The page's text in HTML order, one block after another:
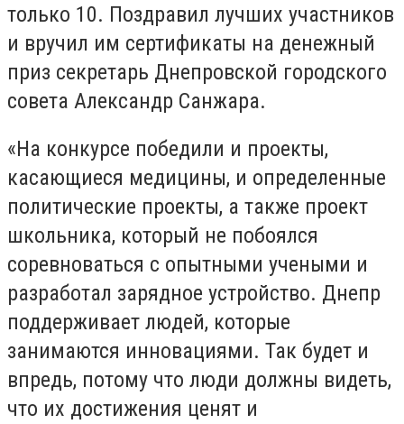
только 10. Поздравил лучших участников
и вручил им сертификаты на денежный
приз секретарь Днепровской городского
совета Александр Санжара.
«На конкурсе победили и проекты,
касающиеся медицины, и определенные
политические проекты, а также проект
школьника, который не побоялся
соревноваться с опытными учеными и
разработал зарядное устройство. Днепр
поддерживает людей, которые
занимаются инновациями. Так будет и
впредь, потому что люди должны видеть,
что их достижения ценят и